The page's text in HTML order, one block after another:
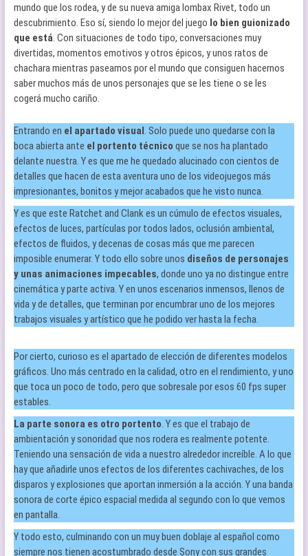
mundo que los rodea, y de su nueva amiga lombax Rivet, todo un
descubrimiento. Eso sí, siendo lo mejor del juego lo bien guionizado
que está. Con situaciones de todo tipo, conversaciones muy
divertidas, momentos emotivos y otros épicos, y unos ratos de
chachara mientras paseamos por el mundo que consiguen hacernos
saber muchos más de unos personajes que se les tiene o se les
cogerá mucho cariño.
Entrando en el apartado visual. Solo puede uno quedarse con la
boca abierta ante el portento técnico que se nos ha plantado
delante nuestra. Y es que me he quedado alucinado con cientos de
detalles que hacen de esta aventura uno de los videojuegos más
impresionantes, bonitos y mejor acabados que he visto nunca.
Y es que este Ratchet and Clank es un cúmulo de efectos visuales,
efectos de luces, partículas por todos lados, oclusión ambiental,
efectos de fluidos, y decenas de cosas más que me parecen
imposible enumerar. Y todo ello sobre unos diseños de personajes
y unas animaciones impecables, donde uno ya no distingue entre
cinemática y parte activa. Y en unos escenarios inmensos, llenos de
vida y de detalles, que terminan por encumbrar uno de los mejores
trabajos visuales y artístico que he podido ver hasta la fecha.
Por cierto, curioso es el apartado de elección de diferentes modelos
gráficos. Uno más centrado en la calidad, otro en el rendimiento, y uno
que toca un poco de todo, pero que sobresale por esos 60 fps super
estables.
La parte sonora es otro portento. Y es que el trabajo de
ambientación y sonoridad que nos rodera es realmente potente.
Teniendo una sensación de vida a nuestro alrededor increíble. A lo que
hay que añadirle unos efectos de los diferentes cachivaches, de los
disparos y explosiones que aportan inmersión a la acción. Y una banda
sonora de corte épico espacial medida al segundo con lo que vemos
en pantalla.
Y todo esto, culminando con un muy buen doblaje al español como
siempre nos tienen acostumbrado desde Sony con sus grandes